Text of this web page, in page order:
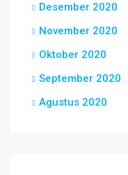
Desember 2020
November 2020
Oktober 2020
September 2020
Agustus 2020